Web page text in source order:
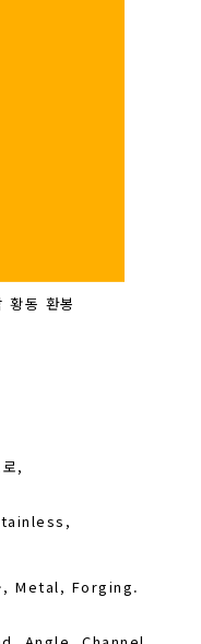
동 환봉
,
Metal, Forging.